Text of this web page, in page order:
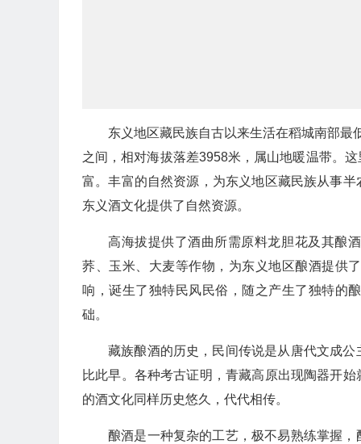
东义地区藏民族自古以来生活在稻城南部
之间，相对海拔落差3958米，属山地暖温带。
富。丰富的自然资源，为东义地区藏民族从事
东义酒文化提供了自然资源。
高海拔提供了酒曲所需原料龙胆花及其酿
荞、玉米、大麦等作物，为东义地区酿酒提供
响，诞生了独特民风民俗，随之产生了独特的
础。
藏族酿酒的历史，民间传说是从唐代文成
比此早。各种考古证明，青藏高原出现陶器开
的酒文化同样历史悠久，代代相传。
酿酒是一种复杂的工艺，极不易熟练掌握